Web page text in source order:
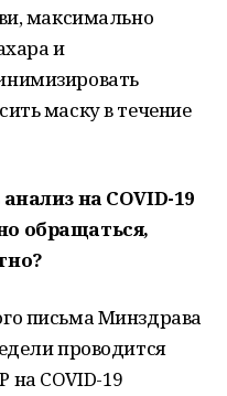
максимально
и
маску в течение
на COVID-19
обращаться,
письма Минздрава
проводится
COVID-19